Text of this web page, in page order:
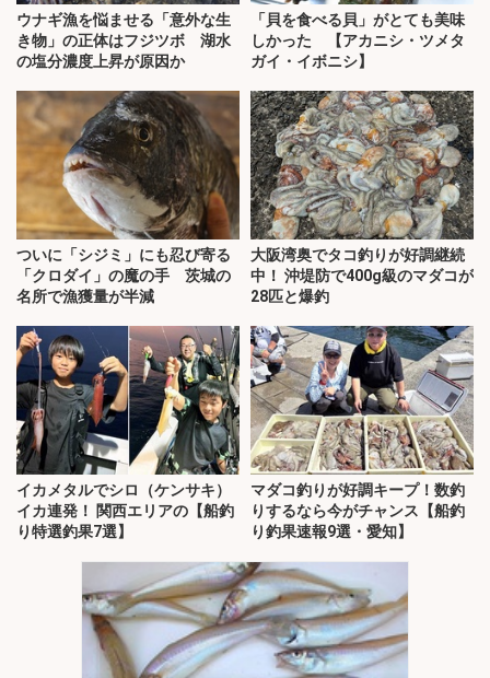
ウナギ漁を悩ませる「意外な生
き物」の正体はフジツボ 湖水
の塩分濃度上昇が原因か
「貝を食べる貝」がとても美味
しかった 【アカニシ・ツメタ
ガイ・イボニシ】
ついに「シジミ」にも忍び寄る
「クロダイ」の魔の手 茨城の
名所で漁獲量が半減
大阪湾奥でタコ釣りが好調継続
中！ 沖堤防で400g級のマダコが
28匹と爆釣
イカメタルでシロ（ケンサキ）
イカ連発！ 関西エリアの【船釣
り特選釣果7選】
マダコ釣りが好調キープ！数釣
りするなら今がチャンス【船釣
り釣果速報9選・愛知】